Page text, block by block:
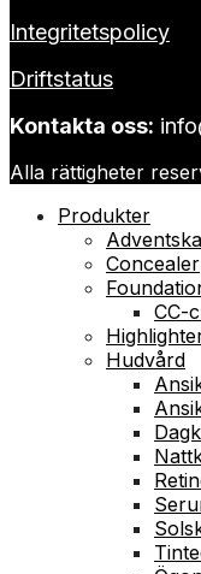
Integritetspolicy
Driftstatus
Kontakta oss:
Alla rättigheter
Produkter
Concealer
CC-
Hudvård